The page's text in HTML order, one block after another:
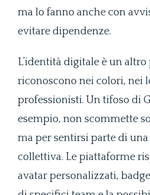
ma lo fanno anche con
evitare dipendenze.
L’identità digitale è un
riconoscono nei colori, nei
professionisti. Un tifoso di
esempio, non scommette
ma per sentirsi parte di
collettiva. Le piattaforme
avatar personalizzati,